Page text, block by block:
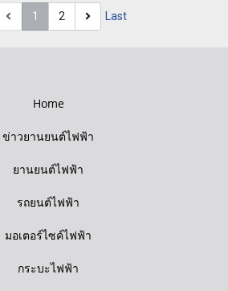
1 2 Last
Home
ข่าวยานยนต์ไฟฟ้า
ยานยนต์ไฟฟ้า
รถยนต์ไฟฟ้า
มอเตอร์ไซค์ไฟฟ้า
กระบะไฟฟ้า